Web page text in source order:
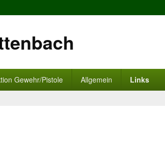
Gewehr/Pistole Allgemein Links